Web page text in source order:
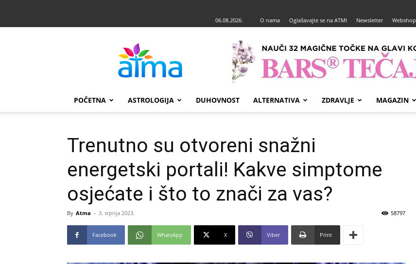
06.08.2026. O nama Oglašavajte se na ATMI Newsletter Webshop
POČETNA ASTROLOGIJA DUHOVNOST ALTERNATIVA ZDRAVLJE MAGAZIN
Trenutno su otvoreni snažni
energetski portali! Kakve simptome
osjećate i što to znači za vas?
By Atma - 3. srpnja 2023. 58797
Facebook WhatsApp X Viber Print